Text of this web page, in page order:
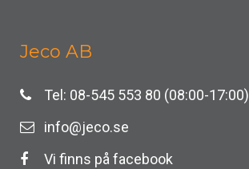
Jeco AB
Tel: 08-545 553 80 (08:00-17:00)
info@jeco.se
Vi finns på facebook